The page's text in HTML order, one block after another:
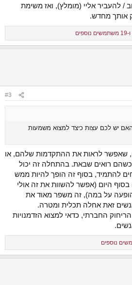
/ להעביר אליי (מומלץ), ואז משימת
אותך מחדש.
ו-19 משתמשים נוספים
#3
יש לכם עצות כיצד למצוא משמעות
שאפשר לראות את ההתקדמות שלהם, או
רואים שבאת. בהתחלה זה יכול
להתמיד, בסוף זה הופך להיות ממש
היום (אפשר להשוות את זה אולי
על במה), זה משפר מאוד את
זאת אחלה תכלית ומטרה.
הריחוק החברתי, כדאי למצוא הזדמנויות